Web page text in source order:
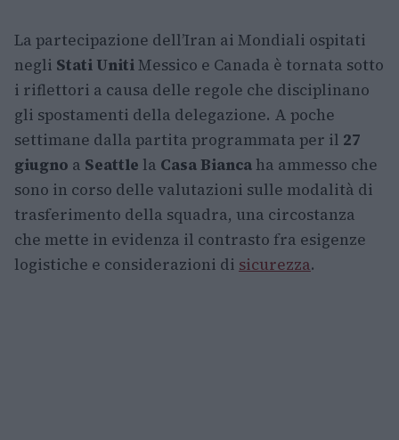
La partecipazione dell’Iran ai Mondiali ospitati
negli Stati UnitiMessico e Canada è tornata sotto
i riflettori a causa delle regole che disciplinano
gli spostamenti della delegazione. A poche
settimane dalla partita programmata per il 27
giugno a Seattle la Casa Bianca ha ammesso che
sono in corso delle valutazioni sulle modalità di
trasferimento della squadra, una circostanza
che mette in evidenza il contrasto fra esigenze
logistiche e considerazioni di sicurezza.